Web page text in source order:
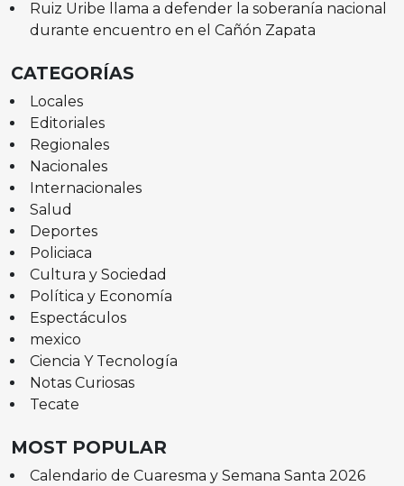
Ruiz Uribe llama a defender la soberanía nacional
durante encuentro en el Cañón Zapata
CATEGORÍAS
Locales
Editoriales
Regionales
Nacionales
Internacionales
Salud
Deportes
Policiaca
Cultura y Sociedad
Política y Economía
Espectáculos
mexico
Ciencia Y Tecnología
Notas Curiosas
Tecate
MOST POPULAR
Calendario de Cuaresma y Semana Santa 2026